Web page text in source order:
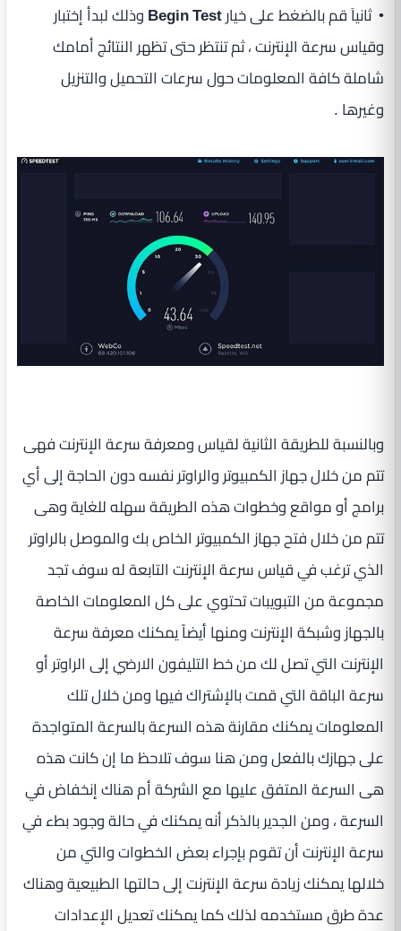
• ثانياَ قم بالضغط على خيارBegin Testوذلك لبدأ إختبار
وقياس سرعة الإنترنت ، ثم تنتظر حتى تظهر النتائج أمامك
شاملة كافة المعلومات حول سرعات التحميل والتنزيل
وغيرها .
وبالنسبة للطريقة الثانية لقياس ومعرفة سرعة الإنترنت فهى
تتم من خلال جهاز الكمبيوتر والراوتر نفسه دون الحاجة إلى أي
برامج أو مواقع وخطوات هذه الطريقة سهله للغاية وهى
تتم من خلال فتح جهاز الكمبيوتر الخاص بك والموصل بالراوتر
الذي ترغب في قياس سرعة الإنترنت التابعة له سوف تجد
مجموعة من التبويبات تحتوي على كل المعلومات الخاصة
بالجهاز وشبكة الإنترنت ومنها أيضاً يمكنك معرفة سرعة
الإنترنت التي تصل لك من خط التليفون الارضي إلى الراوتر أو
سرعة الباقة التي قمت بالإشتراك فيها ومن خلال تلك
المعلومات يمكنك مقارنة هذه السرعة بالسرعة المتواجدة
على جهازك بالفعل ومن هنا سوف تلاحظ ما إن كانت هذه
هى السرعة المتفق عليها مع الشركة أم هناك إنخفاض في
السرعة ، ومن الجدير بالذكر أنه يمكنك في حالة وجود بطء في
سرعة الإنترنت أن تقوم بإجراء بعض الخطوات والتي من
خلالها يمكنك زيادة سرعة الإنترنت إلى حالتها الطبيعية وهناك
عدة طرق مستخدمه لذلك كما يمكنك تعديل الإعدادات